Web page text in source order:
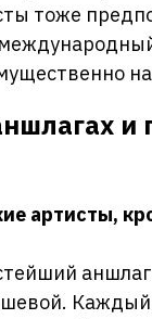
тоже
и
артисты,
Каждый